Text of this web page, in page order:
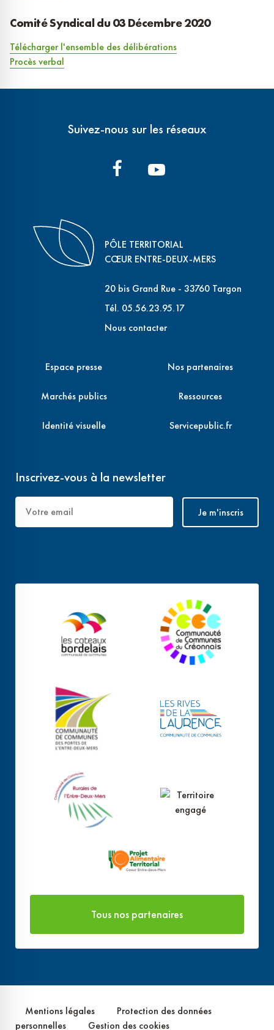
Comité Syndical du 03 Décembre 2020
Télécharger l'ensemble des délibérations
Procès verbal
Suivez-nous sur les réseaux
PÔLE TERRITORIAL
CŒUR ENTRE-DEUX-MERS
20 bis Grand Rue - 33760 Targon
Tél. 05.56.23.95.17
Nous contacter
Espace presse
Marchés publics
Identité visuelle
Nos partenaires
Ressources
Servicepublic.fr
Inscrivez-vous à la newsletter
Tous nos partenaires
Mentions légales
Protection des données
personnelles
Gestion des cookies